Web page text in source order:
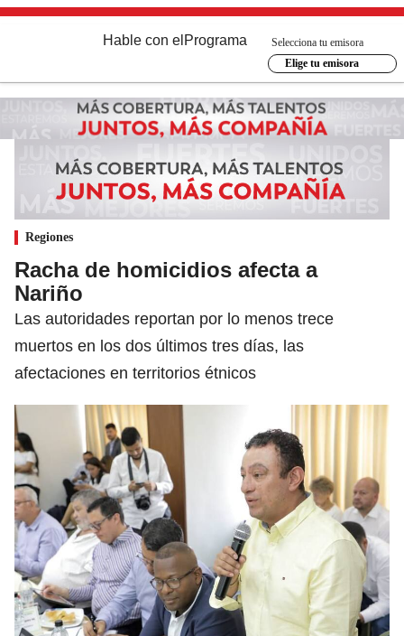
Hable con el Programa
Selecciona tu emisora
Elige tu emisora
Regiones
Racha de homicidios afecta a
Nariño
Las autoridades reportan por lo menos trece
muertos en los dos últimos tres días, las
afectaciones en territorios étnicos